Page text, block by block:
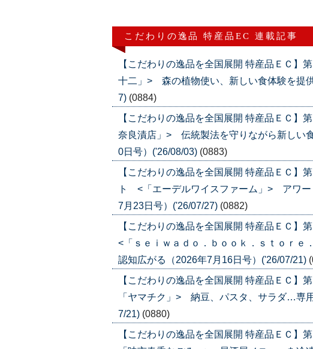
こだわりの逸品 特産品EC 連載記事
【こだわりの逸品を全国展開 特産品ＥＣ
十二」> 森の植物使い、新しい食体験を提
7) (0884)
【こだわりの逸品を全国展開 特産品ＥＣ
奈良漬店」> 伝統製法を守りながら新しい
0日号）('26/08/03) (0883)
【こだわりの逸品を全国展開 特産品ＥＣ
ト <「エーデルワイスファーム」> アワー
7月23日号）('26/07/27) (0882)
【こだわりの逸品を全国展開 特産品ＥＣ
<「ｓｅｉｗａｄｏ．ｂｏｏｋ．ｓｔｏｒ
認知広がる（2026年7月16日号）('26/07/21)
【こだわりの逸品を全国展開 特産品ＥＣ
「ヤマチク」> 納豆、パスタ、サラダ…専
7/21) (0880)
【こだわりの逸品を全国展開 特産品ＥＣ